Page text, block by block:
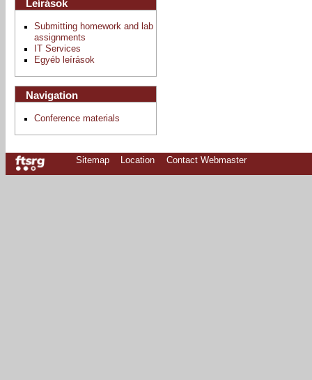
Leírások
Submitting homework and lab
assignments
IT Services
Egyéb leírások
Navigation
Conference materials
Sitemap Location Contact Webmaster